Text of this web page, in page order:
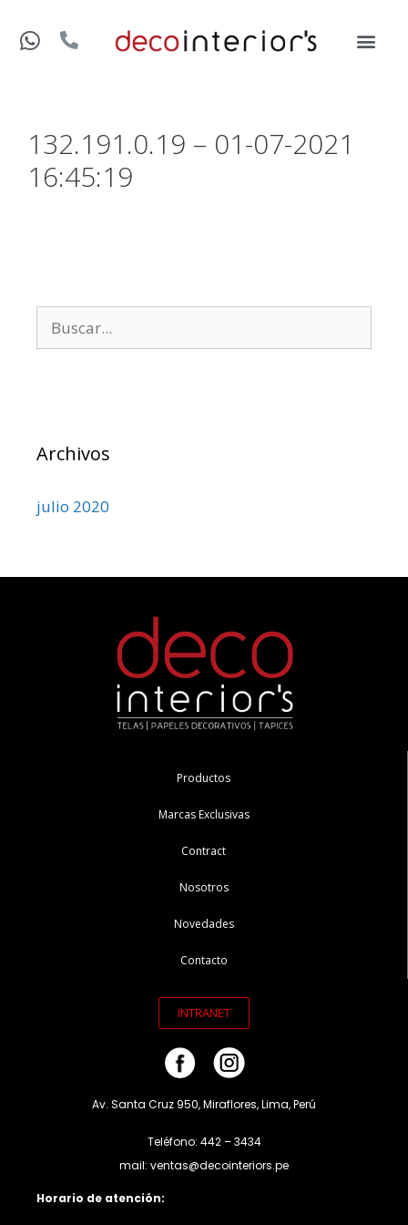
132.191.0.19 – 01-07-2021
16:45:19
Archivos
julio 2020
Productos
Marcas Exclusivas
Contract
Nosotros
Novedades
Contacto
INTRANET
Av. Santa Cruz 950, Miraflores, Lima, Perú
Teléfono: 442 – 3434
mail: ventas@decointeriors.pe
Horario de atención: